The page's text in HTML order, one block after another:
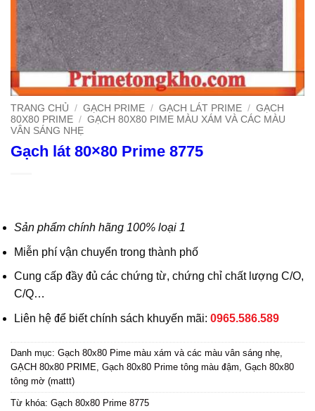
TRANG CHỦ / GẠCH PRIME / GẠCH LÁT PRIME / GẠCH
80X80 PRIME / GẠCH 80X80 PIME MÀU XÁM VÀ CÁC MÀU
VÂN SÁNG NHẸ
Gạch lát 80×80 Prime 8775
Sản phẩm chính hãng 100% loại 1
Miễn phí vận chuyển trong thành phố
Cung cấp đầy đủ các chứng từ, chứng chỉ chất lượng C/O,
C/Q…
Liên hệ để biết chính sách khuyến mãi: 0965.586.589
Danh mục: Gạch 80x80 Pime màu xám và các màu vân sáng nhẹ
GẠCH 80x80 PRIME Gạch 80x80 Prime tông màu đậm Gạch 80x80
tông mờ (mattt)
Từ khóa: Gạch 80x80 Prime 8775